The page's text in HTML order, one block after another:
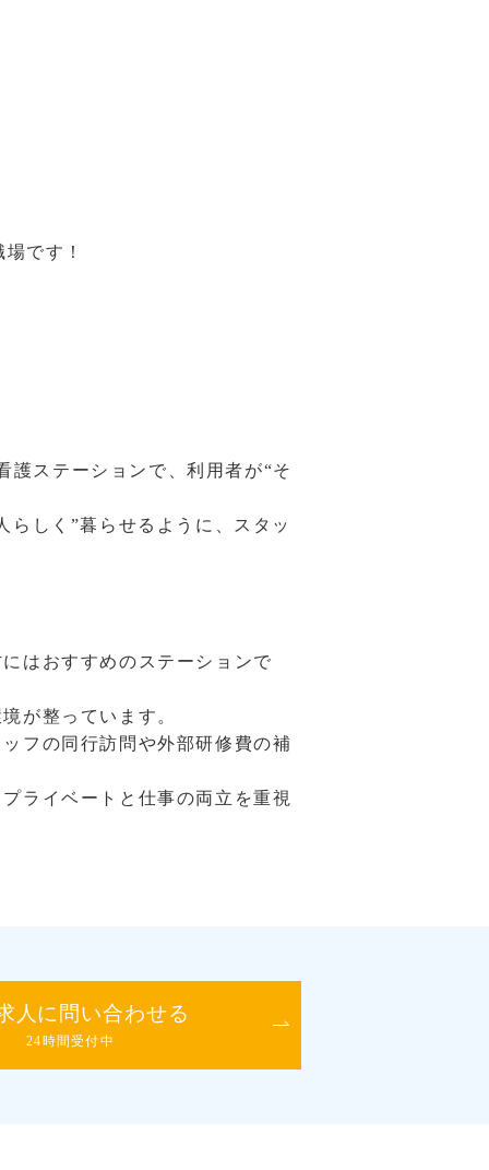
です！
護ステーションで、利用者が“そ
しく”暮らせるように、スタッ
はおすすめのステーションで
が整っています。
フの同行訪問や外部研修費の補
ライベートと仕事の両立を重視
人に問い合わせる
24時間受付中